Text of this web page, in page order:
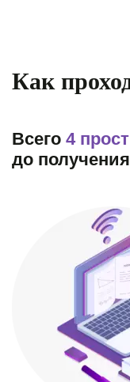
Как
Всего 4
до